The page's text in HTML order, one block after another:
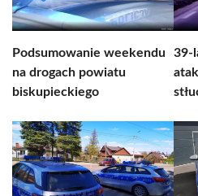
Podsumowanie weekendu
na drogach powiatu
biskupieckiego
39-